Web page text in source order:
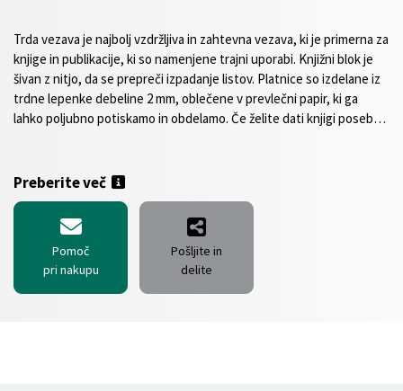
Trda vezava je najbolj vzdržljiva in zahtevna vezava, ki je primerna za
knjige in publikacije, ki so namenjene trajni uporabi. Knjižni blok je
šivan z nitjo, da se prepreči izpadanje listov. Platnice so izdelane iz
trdne lepenke debeline 2 mm, oblečene v prevlečni papir, ki ga
lahko poljubno potiskamo in obdelamo. Če želite dati knjigi poseben
standardnih formatih. Na voljo je tudi izbor standardnih,
voluminoznih in recikliranih papirjev ter možnost različne
plastifikacije ovitkov. Na vašo željo lahko dodatno popestrimo
ovitek z UV in 3D parcialnim lakiranjem. Za posebej luksuzno
izvedbo nudimo izdelavo platnic z dodatnim ščitnim ovitkom ali
zlatotiskom na platnicah, lahko pa platnice tudi oblečemo v
poljubno tiskarsko platno (za dodatne informacije na prosimo
Preberite več
Pomoč
pri nakupu
Pošljite in
delite